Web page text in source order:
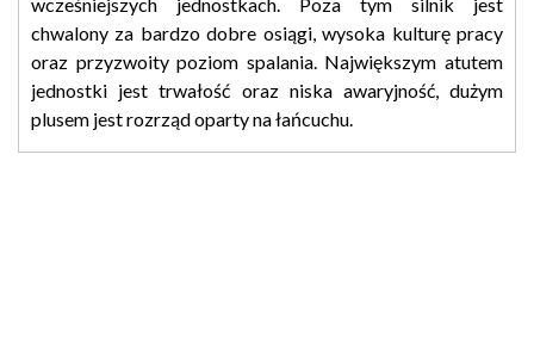
chwalony za bardzo dobre osiągi, wysoka kulturę pracy
oraz przyzwoity poziom spalania. Największym atutem
jednostki jest trwałość oraz niska awaryjność, dużym
plusem jest rozrząd oparty na łańcuchu.